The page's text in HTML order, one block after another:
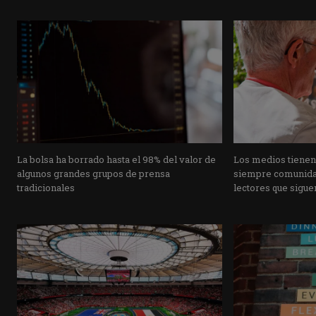
La bolsa ha borrado hasta el 98% del valor de
algunos grandes grupos de prensa
tradicionales
Los medios
siempre
lectores que